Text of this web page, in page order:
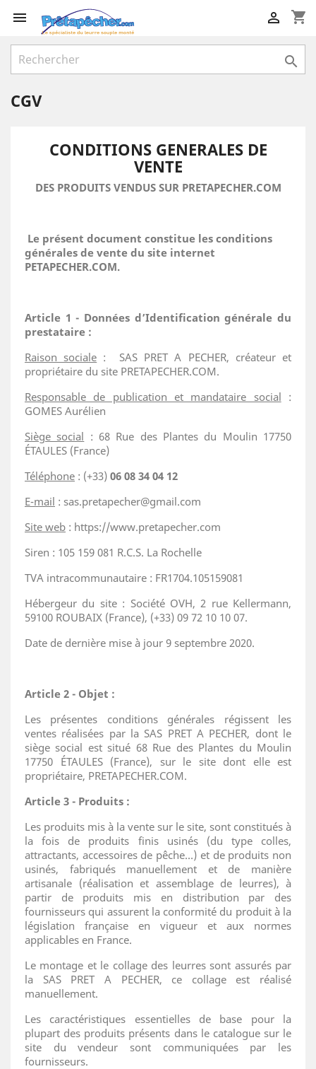
 shopping_cart


CGV
CONDITIONS GENERALES DE
VENTE
DES PRODUITS VENDUS SUR PRETAPECHER.COM
Le présent document constitue les conditions
générales de vente du site internet
PETAPECHER.COM.
Article 1 - Données d’Identification générale du
prestataire :
Raison sociale : SAS PRET A PECHER, créateur et
propriétaire du site PRETAPECHER.COM.
Responsable de publication et mandataire social :
GOMES Aurélien
Siège social : 68 Rue des Plantes du Moulin 17750
ÉTAULES (France)
Téléphone : (+33) 06 08 34 04 12
E-mail : sas.pretapecher@gmail.com
Site web : https://www.pretapecher.com
Siren : 105 159 081 R.C.S. La Rochelle
TVA intracommunautaire : FR1704.105159081
Hébergeur du site : Société OVH, 2 rue Kellermann,
59100 ROUBAIX (France), (+33) 09 72 10 10 07.
Date de dernière mise à jour 9 septembre 2020.
Article 2 - Objet :
Les présentes conditions générales régissent les
ventes réalisées par la SAS PRET A PECHER, dont le
siège social est situé 68 Rue des Plantes du Moulin
17750 ÉTAULES (France), sur le site dont elle est
propriétaire, PRETAPECHER.COM.
Article 3 - Produits :
Les produits mis à la vente sur le site, sont constitués à
la fois de produits finis usinés (du type colles,
attractants, accessoires de pêche…) et de produits non
usinés, fabriqués manuellement et de manière
artisanale (réalisation et assemblage de leurres), à
partir de produits mis en distribution par des
fournisseurs qui assurent la conformité du produit à la
législation française en vigueur et aux normes
applicables en France.
Le montage et le collage des leurres sont assurés par
la SAS PRET A PECHER, ce collage est réalisé
manuellement.
Les caractéristiques essentielles de base pour la
plupart des produits présents dans le catalogue sur le
site du vendeur sont communiquées par les
fournisseurs.